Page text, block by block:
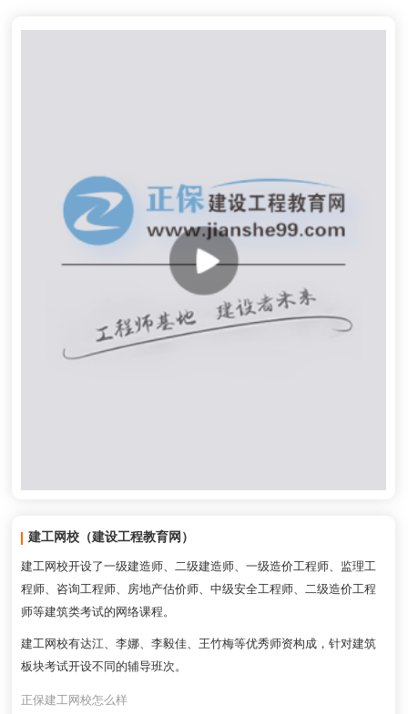
建工网校（建设工程教育网）
建工网校开设了一级建造师、二级建造师、一级造价工程师、监理工
程师、咨询工程师、房地产估价师、中级安全工程师、二级造价工程
师等建筑类考试的网络课程。
建工网校有达江、李娜、李毅佳、王竹梅等优秀师资构成，针对建筑
板块考试开设不同的辅导班次。
正保建工网校怎么样